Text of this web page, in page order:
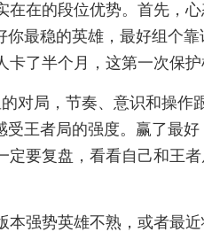
在在的段位优势。首先，
最稳的英雄，最好组个
了半个月，这第一次保护
对局，节奏、意识和操作
王者局的强度。赢了最好
要复盘，看看自己和王
强势英雄不熟，或者最